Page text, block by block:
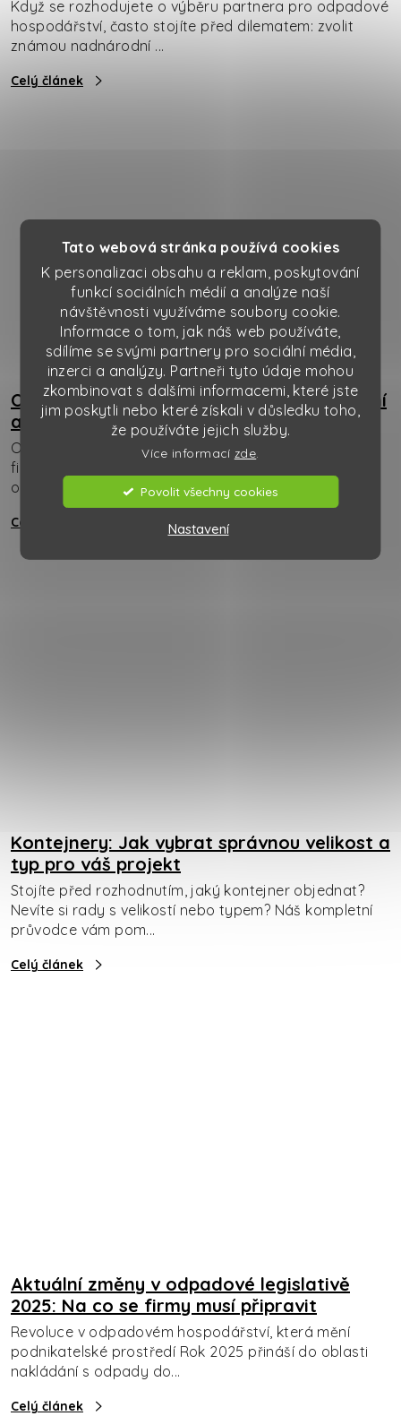
Tato webová stránka používá cookies
K personalizaci obsahu a reklam, poskytování
funkcí sociálních médií a analýze naší
návštěvnosti využíváme soubory cookie.
Informace o tom, jak náš web používáte,
sdílíme se svými partnery pro sociální média,
inzerci a analýzy. Partneři tyto údaje mohou
zkombinovat s dalšími informacemi, které jste
jim poskytli nebo které získali v důsledku toho,
že používáte jejich služby.
Více informací zde
Povolit všechny cookies
Nastavení
Když se rozhodujete o výběru partnera pro odpadové
hospodářství, často stojíte před dilematem: zvolit
známou nadnárodní ...
Celý článek
Odpadní vody z výroby: Legislativa, čištění
a bezpečná likvidace
Odpadní vody z výrobního procesu představují pro
firmy složitou výzvu - kombinují environmentální
odpovědnost s přísnou ...
Celý článek
Kontejnery: Jak vybrat správnou velikost a
typ pro váš projekt
Stojíte před rozhodnutím, jaký kontejner objednat?
Nevíte si rady s velikostí nebo typem? Náš kompletní
průvodce vám pom...
Celý článek
Aktuální změny v odpadové legislativě
2025: Na co se firmy musí připravit
Revoluce v odpadovém hospodářství, která mění
podnikatelské prostředí Rok 2025 přináší do oblasti
nakládání s odpady do...
Celý článek